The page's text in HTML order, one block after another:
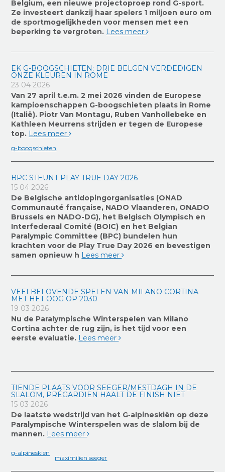
Belgium, een nieuwe projectoproep rond G-sport.
Ze investeert dankzij haar spelers 1 miljoen euro om
de sportmogelijkheden voor mensen met een
beperking te vergroten. Lees meer
EK G-BOOGSCHIETEN: DRIE BELGEN VERDEDIGEN
ONZE KLEUREN IN ROME
23 04 2026
Van 27 april t.e.m. 2 mei 2026 vinden de Europese
kampioenschappen G-boogschieten plaats in Rome
(Italië). Piotr Van Montagu, Ruben Vanhollebeke en
Kathleen Meurrens strijden er tegen de Europese
top. Lees meer
g-boogschieten
BPC STEUNT PLAY TRUE DAY 2026
15 04 2026
De Belgische antidopingorganisaties (ONAD
Communauté française, NADO Vlaanderen, ONADO
Brussels en NADO-DG), het Belgisch Olympisch en
Interfederaal Comité (BOIC) en het Belgian
Paralympic Committee (BPC) bundelen hun
krachten voor de Play True Day 2026 en bevestigen
samen opnieuw h Lees meer
VEELBELOVENDE SPELEN VAN MILANO CORTINA
MET HET OOG OP 2030
19 03 2026
Nu de Paralympische Winterspelen van Milano
Cortina achter de rug zijn, is het tijd voor een
eerste evaluatie. Lees meer
TIENDE PLAATS VOOR SEEGER/MESTDAGH IN DE
SLALOM, PRÉGARDIEN HAALT DE FINISH NIET
15 03 2026
De laatste wedstrijd van het G‑alpineskiën op deze
Paralympische Winterspelen was de slalom bij de
mannen. Lees meer
g-alpineskiën
maximilien seeger